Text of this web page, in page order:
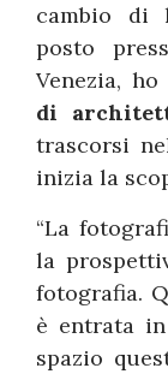
cambio di
posto
Venezia,
di
trascorsi
inizia la
“La
la
fotografia.
è entrata
spazio